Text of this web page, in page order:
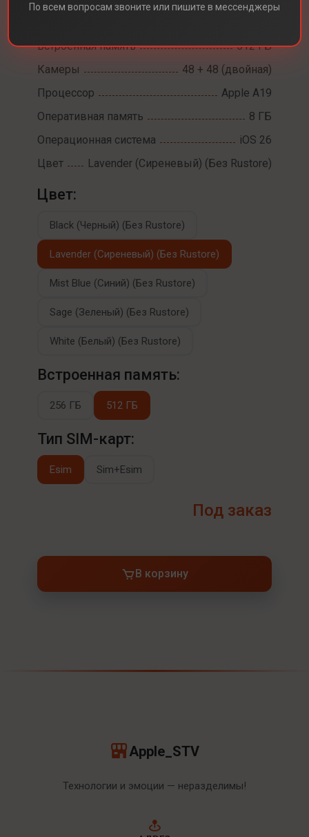
Встроенная память
512 ГБ
Камеры
48 + 48 (двойная)
Процессор
Apple A19
Оперативная память
8 ГБ
Операционная система
iOS 26
Цвет
Lavender (Сиреневый) (Без Rustore)
Цвет:
Black (Черный) (Без Rustore)
Lavender (Сиреневый) (Без Rustore)
Mist Blue (Синий) (Без Rustore)
Sage (Зеленый) (Без Rustore)
White (Белый) (Без Rustore)
Встроенная память:
256 ГБ 512 ГБ
Тип SIM-карт:
Esim Sim+Esim
Под заказ
В корзину
Apple_STV
Технологии и эмоции — неразделимы!
По всем вопросам звоните или пишите в мессенджеры